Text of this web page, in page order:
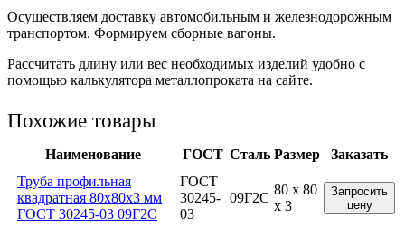
Осуществляем доставку автомобильным и железнодорожным
транспортом. Формируем сборные вагоны.
Рассчитать длину или вес необходимых изделий удобно с
помощью калькулятора металлопроката на сайте.
Похожие товары
Наименование ГОСТ Сталь Размер
Заказать
Труба профильная
квадратная 80x80x3 мм
ГОСТ 30245-03 09Г2С
ГОСТ
30245-
03
09Г2С
80 x 80
x 3
Запросить
цену